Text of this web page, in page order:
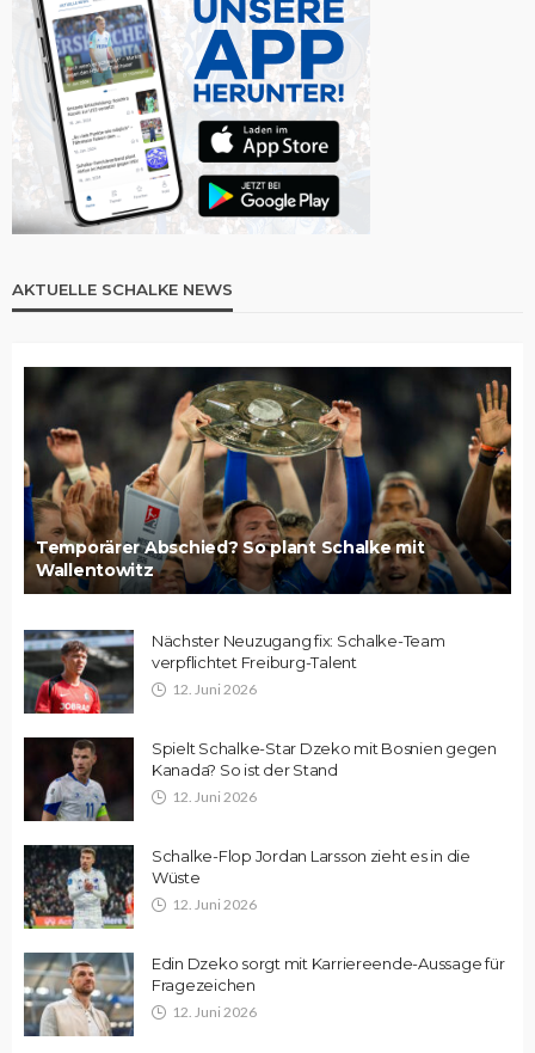
AKTUELLE SCHALKE NEWS
Temporärer Abschied? So plant Schalke mit
Wallentowitz
Nächster Neuzugang fix: Schalke-Team
verpflichtet Freiburg-Talent
12. Juni 2026
Spielt Schalke-Star Dzeko mit Bosnien gegen
Kanada? So ist der Stand
12. Juni 2026
Schalke-Flop Jordan Larsson zieht es in die
Wüste
12. Juni 2026
Edin Dzeko sorgt mit Karriereende-Aussage für
Fragezeichen
12. Juni 2026